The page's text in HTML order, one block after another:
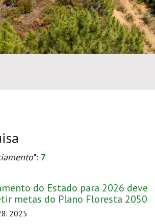
": 7
do Estado para 2026 deve
metas do Plano Floresta 2050
2025